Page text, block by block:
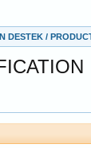
DESTEK /